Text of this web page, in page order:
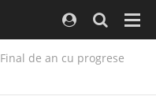
Final de an cu progrese